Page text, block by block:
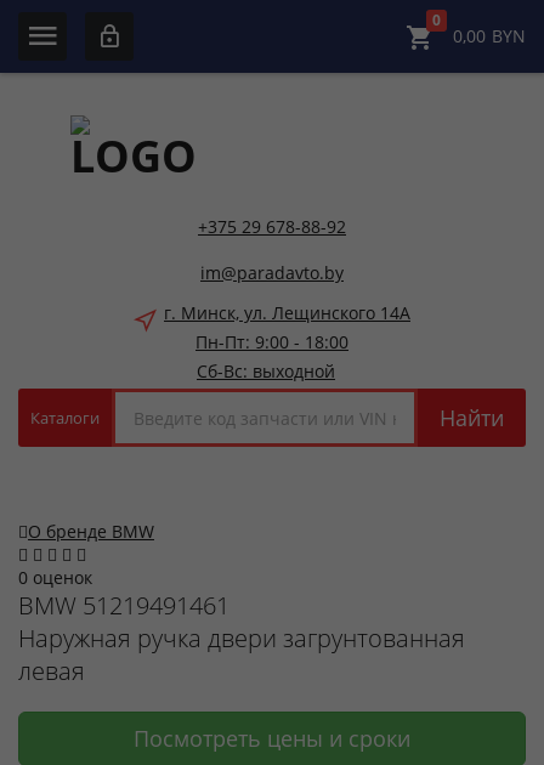
0
0,00 BYN
+375 29 678-88-92
im@paradavto.by
г. Минск, ул. Лещинского 14А
Пн-Пт: 9:00 - 18:00
Сб-Вс: выходной
Каталоги Найти
О бренде BMW
0 оценок
BMW 51219491461
Наружная ручка двери загрунтованная
левая
Посмотреть цены и сроки